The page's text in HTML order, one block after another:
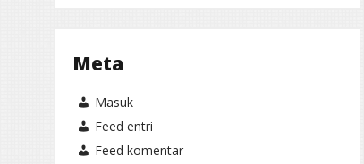
Meta
Masuk
Feed entri
Feed komentar